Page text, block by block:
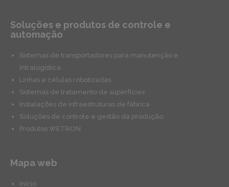
Soluções e produtos de controle e
automação
Sistemas de transportadores para manutenção e
intralogística
Linhas e células robotizadas
Sistemas de tratamento de superfícies
Instalações de infraestruturas de fábrica
Soluções de controle e gestão da produção
Produtos WETRON
Mapa web
Início